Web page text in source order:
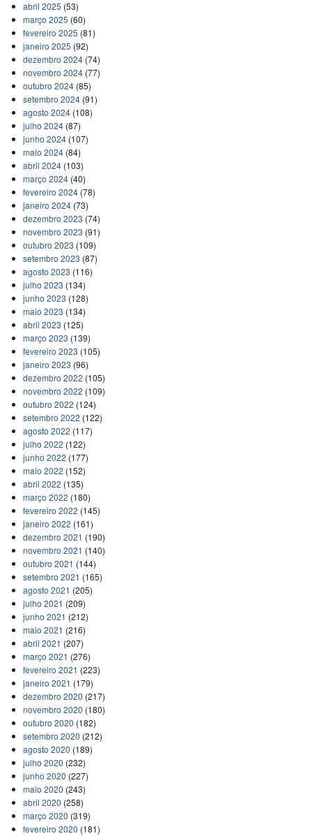
abril 2025 (53)
março 2025 (60)
fevereiro 2025 (81)
janeiro 2025 (92)
dezembro 2024(74)
novembro 2024(77)
outubro 2024(85)
setembro 2024(91)
agosto 2024(108)
julho 2024(87)
junho 2024(107)
maio 2024(84)
abril 2024(103)
março 2024(40)
fevereiro 2024(78)
janeiro 2024(73)
dezembro 2023 (74)
novembro 2023 (91)
outubro 2023 (109)
setembro 2023 (87)
agosto 2023 (116)
julho 2023 (134)
junho 2023 (128)
maio 2023 (134)
abril 2023 (125)
março 2023 (139)
fevereiro 2023 (105)
janeiro 2023 (96)
dezembro 2022 (105)
novembro 2022 (109)
outubro 2022 (124)
setembro 2022 (122)
agosto 2022 (117)
julho 2022 (122)
junho 2022 (177)
maio 2022 (152)
abril 2022 (135)
março 2022 (180)
fevereiro 2022 (145)
janeiro 2022 (161)
dezembro 2021 (190)
novembro 2021 (140)
outubro 2021 (144)
setembro 2021 (165)
agosto 2021 (205)
julho 2021 (209)
junho 2021 (212)
maio 2021 (216)
abril 2021 (207)
março 2021 (276)
fevereiro 2021 (223)
janeiro 2021 (179)
dezembro 2020 (217)
novembro 2020 (180)
outubro 2020 (182)
setembro 2020 (212)
agosto 2020 (189)
julho 2020 (232)
junho 2020 (227)
maio 2020 (243)
abril 2020 (258)
março 2020 (319)
fevereiro 2020 (181)